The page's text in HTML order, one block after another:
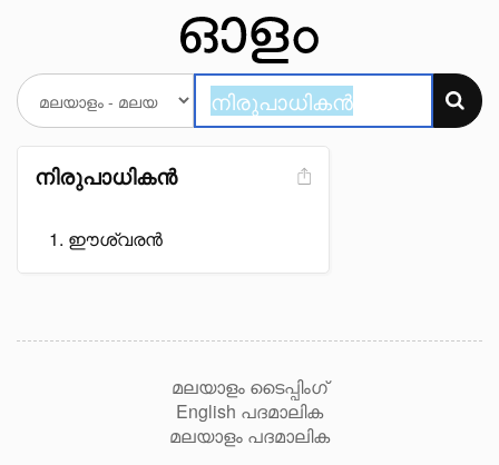
നിരുപാധികൻ
ഈശ്വരൻ
മലയാളം ടൈപ്പിംഗ്
English പദമാലിക
മലയാളം പദമാലിക